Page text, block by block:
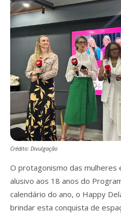
Crédito: Divulgação
O protagonismo das mulheres
alusivo aos 18 anos do
calendário do ano, o Happy
brindar esta conquista de